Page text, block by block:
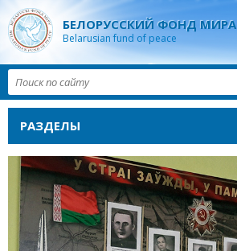
БЕЛОРУССКИЙ ФОНД МИРА
Belarusian fund of peace
РАЗДЕЛЫ